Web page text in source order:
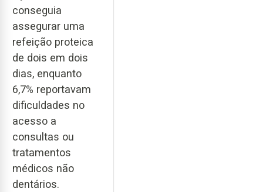
conseguia
assegurar uma
refeição proteica
de dois em dois
dias, enquanto
6,7% reportavam
dificuldades no
acesso a
consultas ou
tratamentos
médicos não
dentários.